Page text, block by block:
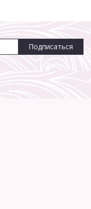
Подписаться